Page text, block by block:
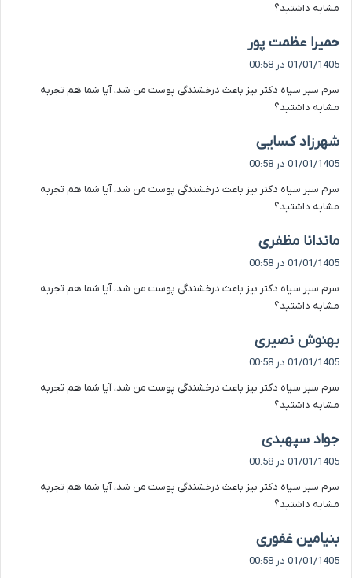
مشابه داشتید؟
حمیرا عظمت پور
:
01/01/1405 در 00:58
سرم سیر سیاه دکتر بیز باعث درخشندگی پوست من شد، آیا شما هم تجربه
مشابه داشتید؟
شهرزاد کسایی
ف
:
01/01/1405 در 00:58
سرم سیر سیاه دکتر بیز باعث درخشندگی پوست من شد، آیا شما هم تجربه
مشابه داشتید؟
ماندانا مظفری
ف
:
01/01/1405 در 00:58
سرم سیر سیاه دکتر بیز باعث درخشندگی پوست من شد، آیا شما هم تجربه
مشابه داشتید؟
بهنوش نصیری
ف
:
01/01/1405 در 00:58
سرم سیر سیاه دکتر بیز باعث درخشندگی پوست من شد، آیا شما هم تجربه
مشابه داشتید؟
جواد سپهبدی
ف
:
01/01/1405 در 00:58
سرم سیر سیاه دکتر بیز باعث درخشندگی پوست من شد، آیا شما هم تجربه
مشابه داشتید؟
بنیامین غفوری
ف
01/01/1405 در 00:58